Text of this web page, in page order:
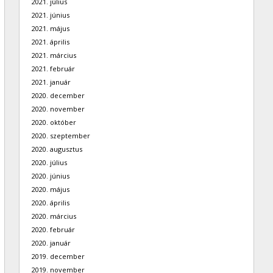
2021. június
2021. május
2021. április
2021. március
2021. február
2021. január
2020. december
2020. november
2020. október
2020. szeptember
2020. augusztus
2020. július
2020. június
2020. május
2020. április
2020. március
2020. február
2020. január
2019. december
2019. november